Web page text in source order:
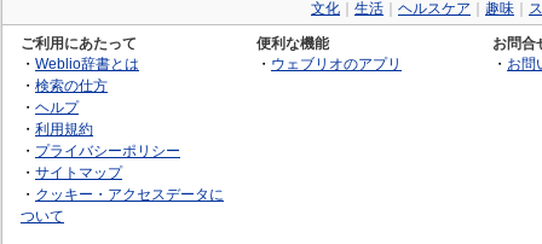
文化
生活 ヘルスケア 趣味
ご利用にあたって
・ Weblio辞書とは
・ 検索の仕方
・ ヘルプ
・ 利用規約
・ プライバシーポリシー
・ サイトマップ
・ クッキー・アクセスデータに
ついて
便利な機能
・ ウェブリオのアプリ
お問合
・ お問